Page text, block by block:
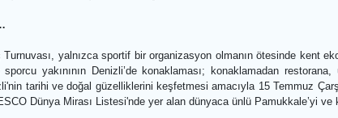
etkinliklerinden biri de Türkiye’nin parlayan yıldızı, genç
14.30’da Denizli Büyükşehir Belediyesi Kongre ve Kültür
genç büyükustanın deneyimlerini ilk ağızdan dinleme ve